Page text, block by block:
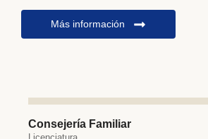
Más información
Consejería Familiar